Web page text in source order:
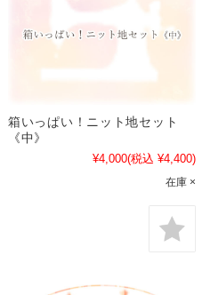
箱いっぱい！ニット地セット
《中》
¥4,000(税込 ¥4,400)
在庫 ×